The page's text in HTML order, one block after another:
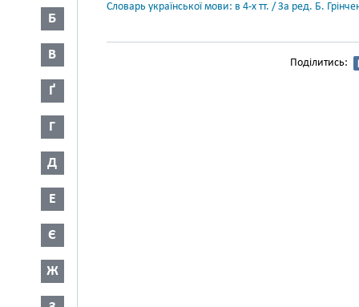
Б
В
Ґ
Г
Д
Е
Є
Ж
Словарь української мови: в 4-х тт. / За ред. Б.
Поділитись: